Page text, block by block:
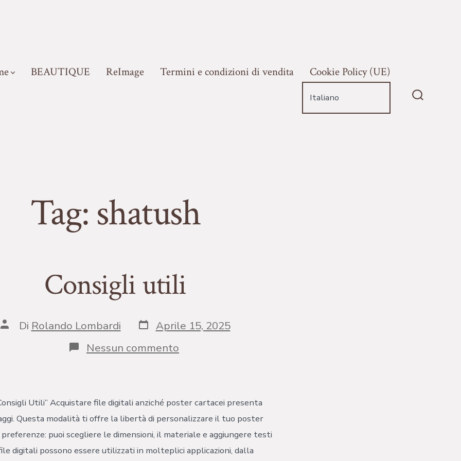
BEAUTIQUE ReImage Termini e condizioni di vendita Cookie Policy (UE)
Tag: shatush
Consigli utili
Autore
articolo
Di Rolando Lombardi Data
articolo
Aprile 15, 2025
Nessun commento
Consigli
Utili” Acquistare file digitali anziché poster cartacei presenta
Questa modalità ti offre la libertà di personalizzare il tuo poster
puoi scegliere le dimensioni, il materiale e aggiungere testi
digitali possono essere utilizzati in molteplici applicazioni, dalla